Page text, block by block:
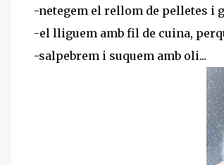
-netegem el rellom de pelletes i
-el lliguem amb fil de cuina,
-salpebrem i suquem amb oli...